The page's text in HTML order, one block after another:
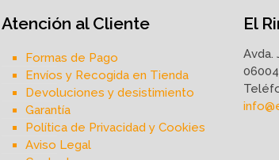
Atención al Cliente
Formas de Pago
Envíos y Recogida en Tienda
Devoluciones y desistimiento
Garantía
Política de Privacidad y Cookies
Aviso Legal
El
Avda.